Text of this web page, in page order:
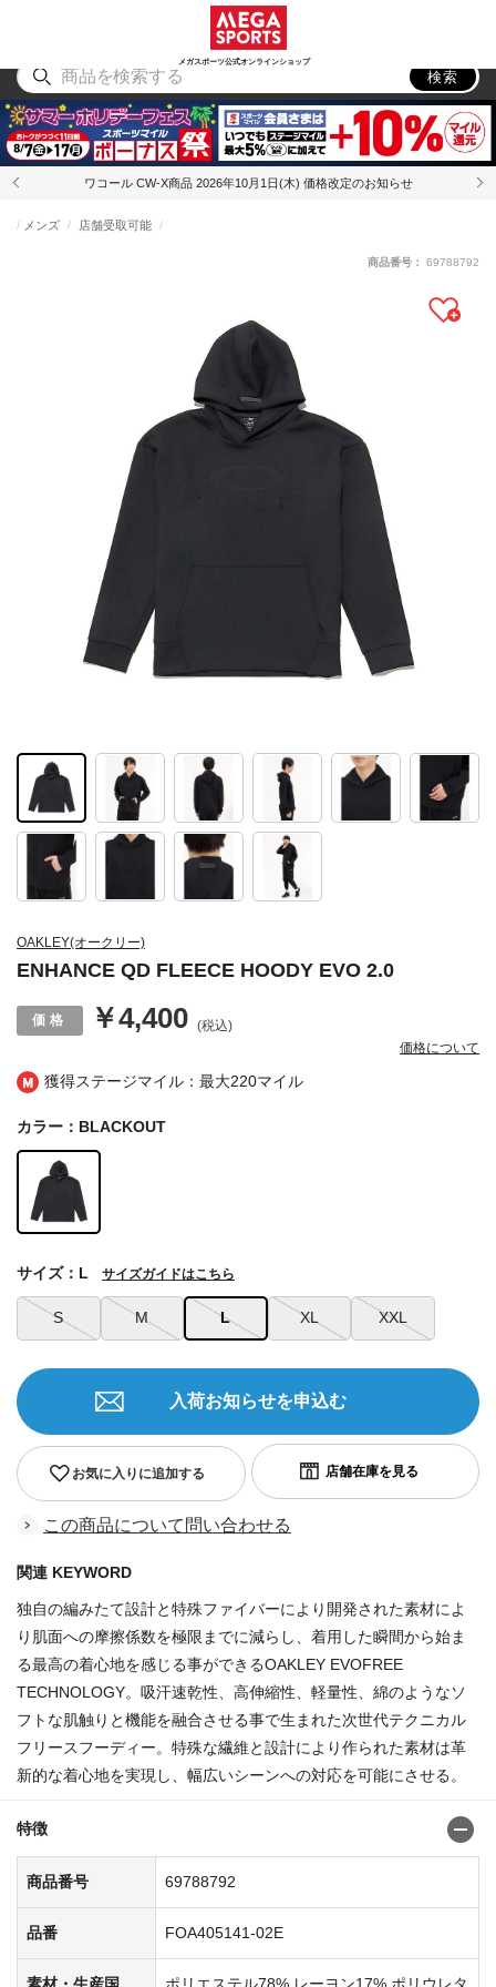
メガスポーツ公式オンラインショップ
アウトドア
検索
ワコール CW-X商品 2026年10月1日(木) 価格改定のお知らせ
獲得ステージマイル：最大220マイル
OAKLEY(オークリー)
ENHANCE QD FLEECE HOODY EVO 2.0
メンズ 店舗受取可能
￥4,400 (税込)
価格について
商品番号： 69788792
カラー：BLACKOUT
S M L XL XXL
サイズ：L サイズガイドはこちら
お気に入りに追加する
入荷お知らせを申込む
この商品について問い合わせる
関連 KEYWORD
独自の編みたて設計と特殊ファイバーにより開発された素材によ
り肌面への摩擦係数を極限までに減らし、着用した瞬間から始ま
る最高の着心地を感じる事ができるOAKLEY EVOFREE
TECHNOLOGY。吸汗速乾性、高伸縮性、軽量性、綿のようなソ
フトな肌触りと機能を融合させる事で生まれた次世代テクニカル
フリースフーディー。特殊な繊維と設計により作られた素材は革
新的な着心地を実現し、幅広いシーンへの対応を可能にさせる。
特徴
商品番号 69788792
品番 FOA405141-02E
素材・生産国 ポリエステル78% レーヨン17% ポリウレタ